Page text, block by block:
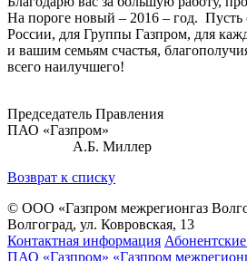
На пороге новый – 2016 – год. Пусть
России, для Группы Газпром, для
и вашим семьям счастья,
всего наилучшего!
Председатель Правления
ПАО
А.Б. Миллер
Возврат к списку
© ООО «Газпром межрегионгаз
Волгоград, ул. Ковровская, 13
Контактная информация
ПАО «Газпром» «Газпром